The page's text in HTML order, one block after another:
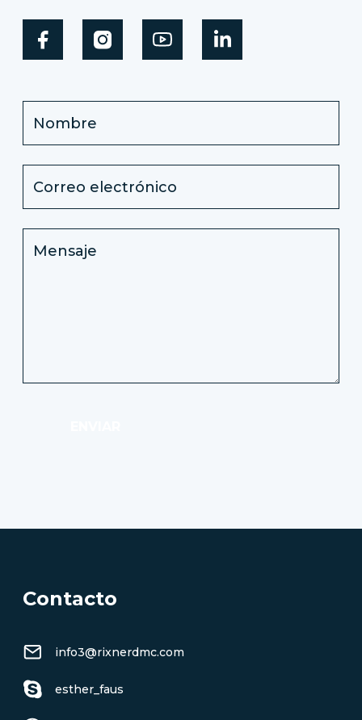
Contacto
info3@rixnerdmc.com
esther_faus